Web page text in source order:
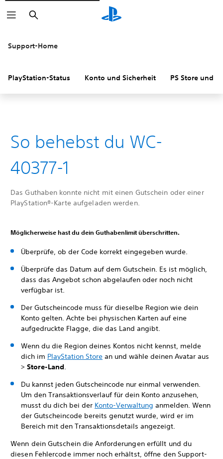
Suchen
Support-Home
PlayStation-Status Konto und Sicherheit PS Store und
So behebst du WC-
40377-1
Das Guthaben konnte nicht mit einen Gutschein oder einer
PlayStation®-Karte aufgeladen werden.
Möglicherweise hast du dein Guthabenlimit überschritten.
Überprüfe, ob der Code korrekt eingegeben wurde.
Überprüfe das Datum auf dem Gutschein. Es ist möglich,
dass das Angebot schon abgelaufen oder noch nicht
verfügbar ist.
Der Gutscheincode muss für dieselbe Region wie dein
Konto gelten. Achte bei physischen Karten auf eine
aufgedruckte Flagge, die das Land angibt.
Wenn du die Region deines Kontos nicht kennst, melde
dich im PlayStation Store an und wähle deinen Avatar aus
> Store-Land.
Du kannst jeden Gutscheincode nur einmal verwenden.
Um den Transaktionsverlauf für dein Konto anzusehen,
musst du dich bei der Konto-Verwaltung anmelden. Wenn
der Gutscheincode bereits genutzt wurde, wird er im
Bereich mit den Transaktionsdetails angezeigt.
Wenn dein Gutschein die Anforderungen erfüllt und du
diesen Fehlercode immer noch erhältst, öffne den Support-